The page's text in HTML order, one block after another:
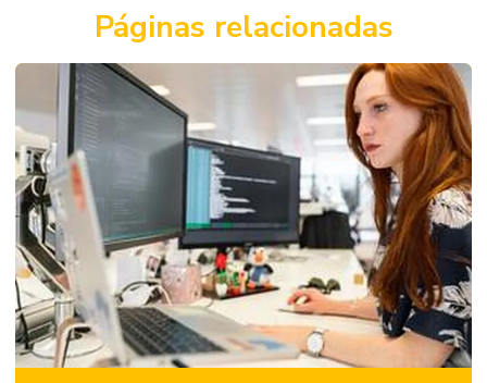
Consultoria de engenharia
Consultoria de engenharia para condomínios
Consultoria em projetos de engenharia
Elaboração de laudo técnico engenharia civil
Elaboração de plano de manutenção predial
Empresa de avaliação de imóveis
Empresa de laudo de engenharia
Empresa de laudo estrutural
Páginas relacionadas